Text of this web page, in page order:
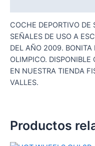
COCHE DEPORTIVO
SEÑALES DE USO A
DEL AÑO 2009. BONITA
OLIMPICO. DISPONIBLE
EN NUESTRA TIENDA
VALLES.
Productos